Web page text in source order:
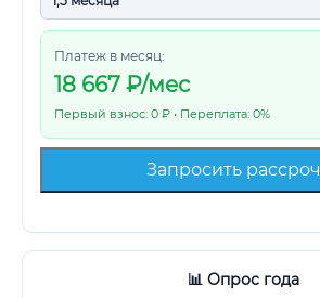
Платеж в месяц:
18 667 ₽/мес
Первый взнос: 0 ₽ • Переплата: 0%
Запросить
📊 Опрос года